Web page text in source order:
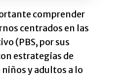
comprender
centrados en las
(PBS, por sus
estrategias de
y adultos a lo